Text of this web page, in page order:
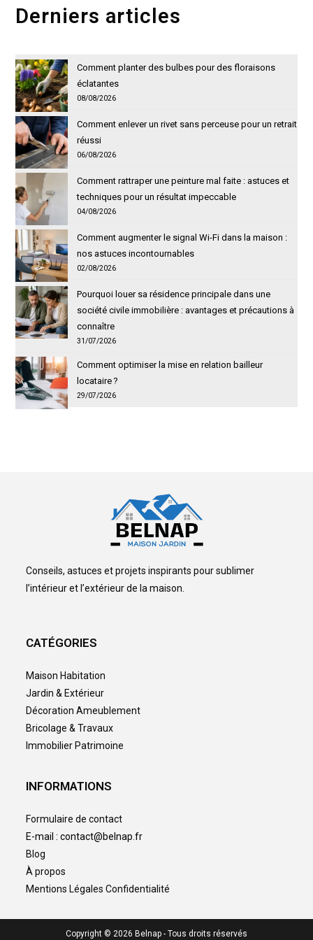
Derniers articles
Comment planter des bulbes pour des floraisons
éclatantes
08/08/2026
Comment enlever un rivet sans perceuse pour un retrait
réussi
06/08/2026
Comment rattraper une peinture mal faite : astuces et
techniques pour un résultat impeccable
04/08/2026
Comment augmenter le signal Wi-Fi dans la maison :
nos astuces incontournables
02/08/2026
Pourquoi louer sa résidence principale dans une
société civile immobilière : avantages et précautions à
connaître
31/07/2026
Comment optimiser la mise en relation bailleur
locataire ?
29/07/2026
Conseils, astuces et projets inspirants pour sublimer
l’intérieur et l’extérieur de la maison.
CATÉGORIES
Maison Habitation
Jardin & Extérieur
Décoration Ameublement
Bricolage & Travaux
Immobilier Patrimoine
INFORMATIONS
Formulaire de contact
E-mail : contact@belnap.fr
Blog
À propos
Mentions Légales Confidentialité
Copyright © 2026 Belnap - Tous droits réservés